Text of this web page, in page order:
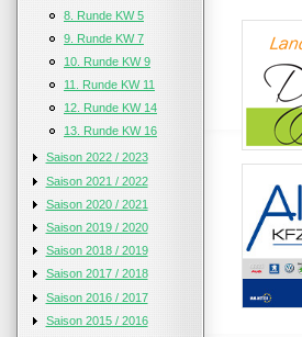
8. Runde KW 5
9. Runde KW 7
10. Runde KW 9
11. Runde KW 11
12. Runde KW 14
13. Runde KW 16
Saison 2022 / 2023
Saison 2021 / 2022
Saison 2020 / 2021
Saison 2019 / 2020
Saison 2018 / 2019
Saison 2017 / 2018
Saison 2016 / 2017
Saison 2015 / 2016